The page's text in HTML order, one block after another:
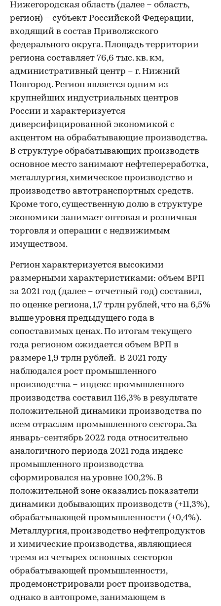
Нижегородская область (далее – область,
регион) – субъект Российской Федерации,
входящий в состав Приволжского
федерального округа. Площадь территории
региона составляет 76,6 тыс. кв. км,
административный центр – г. Нижний
Новгород. Регион является одним из
крупнейших индустриальных центров
России и характеризуется
диверсифицированной экономикой с
акцентом на обрабатывающие производства.
В структуре обрабатывающих производств
основное место занимают нефтепереработка,
металлургия, химическое производство и
производство автотранспортных средств.
Кроме того, существенную долю в структуре
экономики занимает оптовая и розничная
торговля и операции с недвижимым
имуществом.
Регион характеризуется высокими
размерными характеристиками: объем ВРП
за 2021 год (далее – отчетный год) составил,
по оценке региона, 1,7 трлн рублей, что на 6,5%
выше уровня предыдущего года в
сопоставимых ценах. По итогам текущего
года регионом ожидается объем ВРП в
размере 1,9 трлн рублей. В 2021 году
наблюдался рост промышленного
производства – индекс промышленного
производства составил 116,3% в результате
положительной динамики производства по
всем отраслям промышленного сектора. За
январь-сентябрь 2022 года относительно
аналогичного периода 2021 года индекс
промышленного производства
сформировался на уровне 100,2%. В
положительной зоне оказались показатели
динамики добывающих производств (+11,3%),
обрабатывающей промышленности (+0,4%).
Металлургия, производство нефтепродуктов
и химические производства, являющиеся
тремя из четырех основных секторов
обрабатывающей промышленности,
продемонстрировали рост производства,
однако в автопроме, занимающем в